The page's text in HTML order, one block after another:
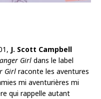
J. Scott Campbell
Girl dans le label
Girl raconte les aventures
mi aventurières mi
qui rappelle autant